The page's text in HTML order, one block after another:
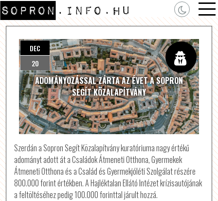
ADOMÁNYOZÁSSAL ZÁRTA AZ ÉVET A SOPRON
SEGÍT KÖZALAPÍTVÁNY
DEC
20
Szerdán a Sopron Segít Közalapítvány kuratóriuma nagy értékű
adományt adott át a Családok Átmeneti Otthona, Gyermekek
Átmeneti Otthona és a Család és Gyermekjóléti Szolgálat részére
800.000 forint értékben. A Hajléktalan Ellátó Intézet krízisautójának
a feltöltéséhez pedig 100.000 forinttal járult hozzá.